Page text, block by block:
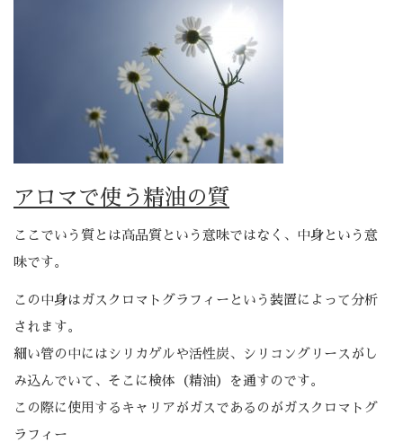
アロマで使う精油の質
ここでいう質とは高品質という意味ではなく、中身という意
味です。
この中身はガスクロマトグラフィーという装置によって分析
されます。
細い管の中にはシリカゲルや活性炭、シリコングリースがし
み込んでいて、そこに検体（精油）を通すのです。
この際に使用するキャリアがガスであるのがガスクロマトグ
ラフィー